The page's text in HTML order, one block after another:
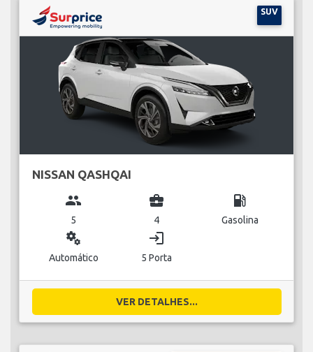
SUV
NISSAN QASHQAI
group
5
business_center
4
local_gas_station
Gasolina
miscellaneous_services
Automático
login
5 Porta
VER DETALHES...